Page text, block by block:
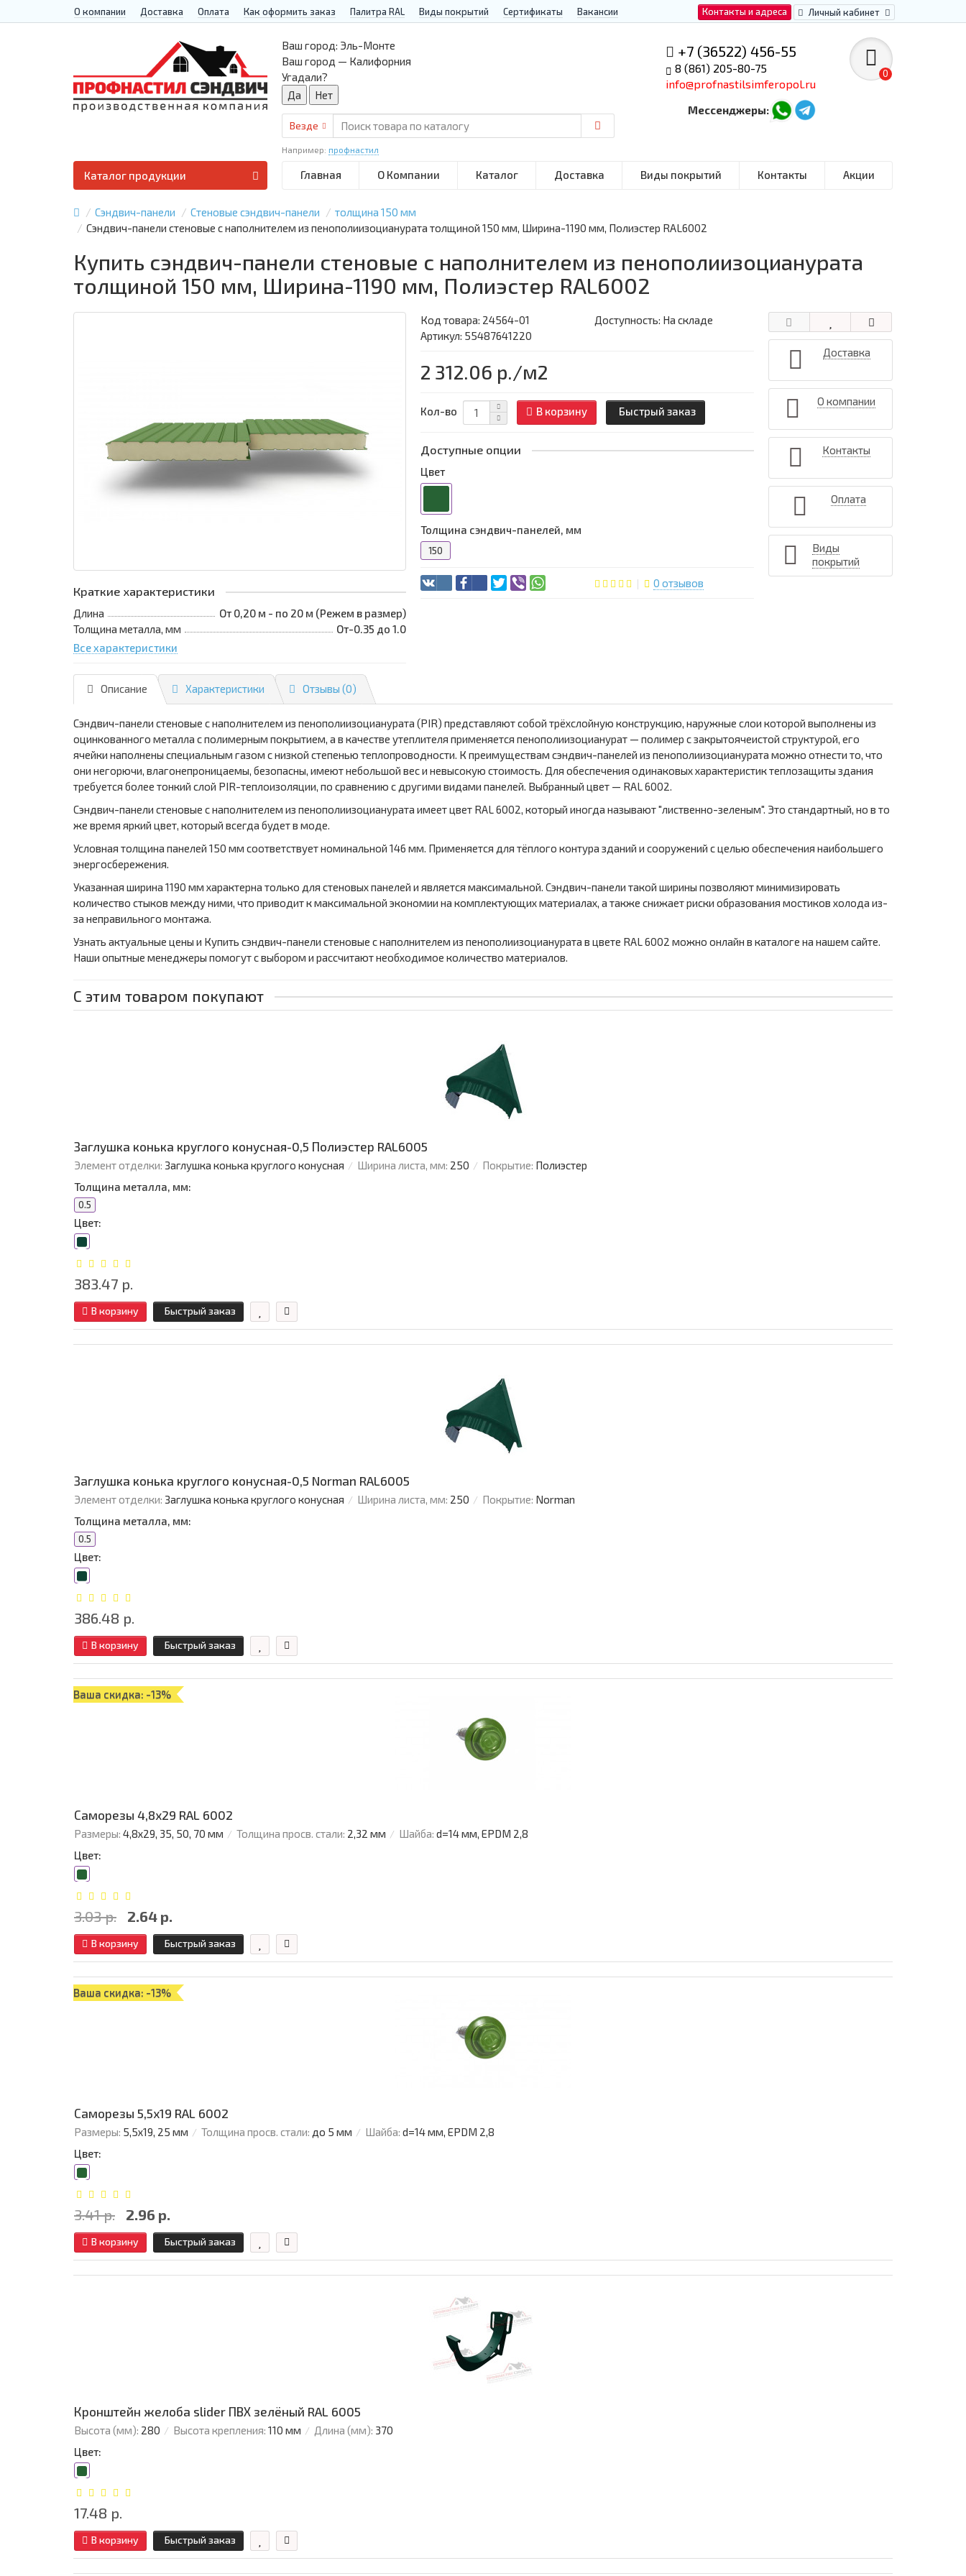
Контакты и адреса Личный кабинет
О компании Доставка Оплата Как оформить заказ Палитра RAL Виды покрытий Сертификаты Вакансии
+7 (36522) 456-55
8 (861) 205-80-75
info@profnastilsimferopol.ru
Мессенджеры:
0
Ваш город: Эль-Монте
Ваш город — Калифорния
Угадали?
Везде
Например: профнастил
Главная О Компании Каталог Доставка Виды покрытий Контакты Акции
Каталог продукции
Сэндвич-панели Стеновые сэндвич-панели
толщина 150 мм
Сэндвич-панели стеновые с наполнителем из пенополиизоцианурата толщиной 150 мм, Ширина-1190 мм, Полиэстер RAL6002
Купить сэндвич-панели стеновые с наполнителем из пенополиизоцианурата
толщиной 150 мм, Ширина-1190 мм, Полиэстер RAL6002
Краткие характеристики
Длина
От 0,20 м - по 20 м (Режем в размер)
Толщина металла, мм
От-0.35 до 1.0
Все характеристики
Код товара: 24564-01
Доступность: На складе
Артикул: 55487641220
2 312.06 р./м2
Кол-во В корзину Быстрый заказ
Доступные опции
Цвет
Толщина сэндвич-панелей, мм
150
0 отзывов
Доставка
О компании
Контакты
Оплата
Виды
покрытий
Описание Характеристики Отзывы (0)
Сэндвич-панели стеновые с наполнителем из пенополиизоцианурата (PIR) представляют собой трёхслойную конструкцию, наружные слои которой выполнены из
оцинкованного металла с полимерным покрытием, а в качестве утеплителя применяется пенополиизоцианурат — полимер с закрытоячеистой структурой, его
ячейки наполнены специальным газом с низкой степенью теплопроводности. К преимуществам сэндвич-панелей из пенополиизоцианурата можно отнести то, что
они негорючи, влагонепроницаемы, безопасны, имеют небольшой вес и невысокую стоимость. Для обеспечения одинаковых характеристик теплозащиты здания
требуется более тонкий слой PIR-теплоизоляции, по сравнению с другими видами панелей. Выбранный цвет — RAL 6002.
Сэндвич-панели стеновые с наполнителем из пенополиизоцианурата имеет цвет RAL 6002, который иногда называют "лиственно-зеленым". Это стандартный, но в то
же время яркий цвет, который всегда будет в моде.
Условная толщина панелей 150 мм соответствует номинальной 146 мм. Применяется для тёплого контура зданий и сооружений с целью обеспечения наибольшего
энергосбережения.
Указанная ширина 1190 мм характерна только для стеновых панелей и является максимальной. Сэндвич-панели такой ширины позволяют минимизировать
количество стыков между ними, что приводит к максимальной экономии на комплектующих материалах, а также снижает риски образования мостиков холода из-
за неправильного монтажа.
Узнать актуальные цены и Купить сэндвич-панели стеновые с наполнителем из пенополиизоцианурата в цвете RAL 6002 можно онлайн в каталоге на нашем сайте.
Наши опытные менеджеры помогут с выбором и рассчитают необходимое количество материалов.
С этим товаром покупают
Заглушка конька круглого конусная-0,5 Полиэстер RAL6005
Элемент отделки: Заглушка конька круглого конусная Ширина листа, мм: 250 Покрытие: Полиэстер
Толщина металла, мм:
0.5
Цвет:
383.47 р.
В корзину Быстрый заказ
Заглушка конька круглого конусная-0,5 Norman RAL6005
Элемент отделки: Заглушка конька круглого конусная Ширина листа, мм: 250 Покрытие: Norman
Толщина металла, мм:
0.5
Цвет:
386.48 р.
В корзину Быстрый заказ
Ваша скидка: -13%
Саморезы 4,8х29 RAL 6002
Размеры: 4,8х29, 35, 50, 70 мм Толщина просв. стали: 2,32 мм Шайба: d=14 мм, EPDM 2,8
Цвет:
3.03 р. 2.64 р.
В корзину Быстрый заказ
Ваша скидка: -13%
Саморезы 5,5х19 RAL 6002
Размеры: 5,5х19, 25 мм Толщина просв. стали: до 5 мм Шайба: d=14 мм, EPDM 2,8
Цвет:
3.41 р. 2.96 р.
В корзину Быстрый заказ
Кронштейн желоба slider ПВХ зелёный RAL 6005
Высота (мм): 280 Высота крепления: 110 мм Длина (мм): 370
Цвет:
17.48 р.
В корзину Быстрый заказ